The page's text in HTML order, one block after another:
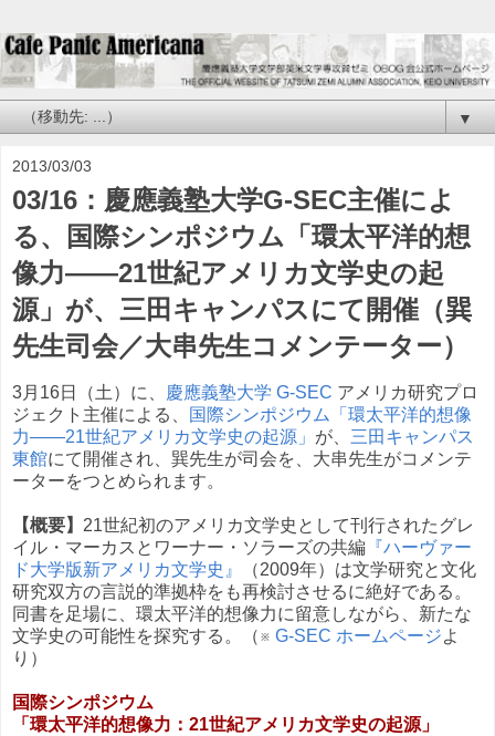
▼
2013/03/03
03/16：慶應義塾大学G-SEC主催によ
る、国際シンポジウム「環太平洋的想
像力——21世紀アメリカ文学史の起
源」が、三田キャンパスにて開催（巽
先生司会／大串先生コメンテーター）
3月16日（土）に、 慶應義塾大学 G-SEC アメリカ研究プロ
ジェクト主催による、
国際シンポジウム「環太平洋的想像
力——21世紀アメリカ文学史の起源」 が、 三田キャンパス
東館にて開催され、巽先生が司会を、大串先生がコメンテ
ーターをつとめられます。
【概要】 21世紀初のアメリカ文学史として刊行されたグレ
イル・マーカスとワーナー・ソラーズの共編 『ハーヴァー
ド大学版新アメリカ文学史』
（2009年）は文学研究と文化
研究双方の言説的準拠枠をも再検討させるに絶好である。
同書を足場に、環太平洋的想像力に留意しながら、新たな
文学史の可能性を探究する。（※ G-SEC ホームページよ
り）
国際シンポジウム
「環太平洋的想像力：21世紀アメリカ文学史の起源」